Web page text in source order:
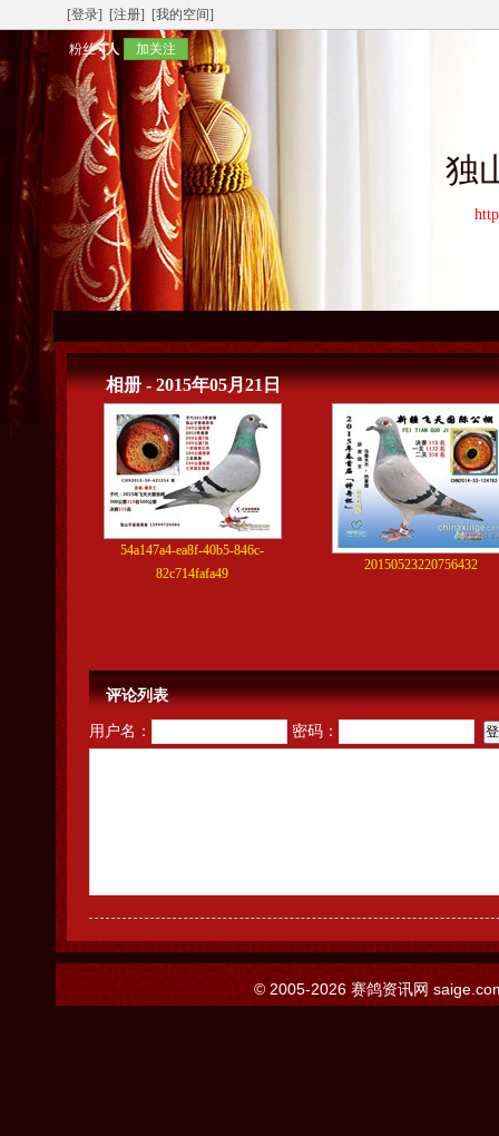
[登录] [注册] [我的空间]
粉丝4人 加关注
独
相册 - 2015年05月21日
54a147a4-ea8f-40b5-846c-
82c714fafa49
20150523220756432
评论列表
用户名： 密码：
© 2005-2026 赛鸽资讯网